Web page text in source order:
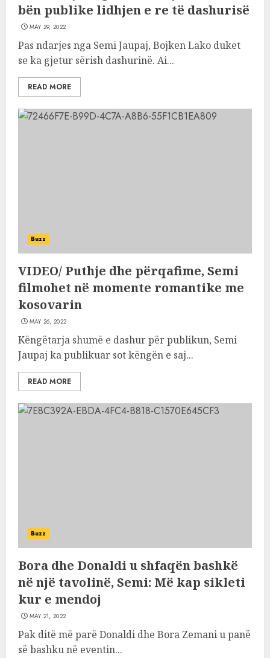
bën publike lidhjen e re të dashurisë
MAY 29, 2022
Pas ndarjes nga Semi Jaupaj, Bojken Lako duket
se ka gjetur sërish dashurinë. Ai...
READ MORE
Buzz
VIDEO/ Puthje dhe përqafime, Semi
filmohet në momente romantike me
kosovarin
MAY 26, 2022
Këngëtarja shumë e dashur për publikun, Semi
Jaupaj ka publikuar sot këngën e saj...
READ MORE
Buzz
Bora dhe Donaldi u shfaqën bashkë
në një tavolinë, Semi: Më kap sikleti
kur e mendoj
MAY 21, 2022
Pak ditë më parë Donaldi dhe Bora Zemani u panë
së bashku në eventin...